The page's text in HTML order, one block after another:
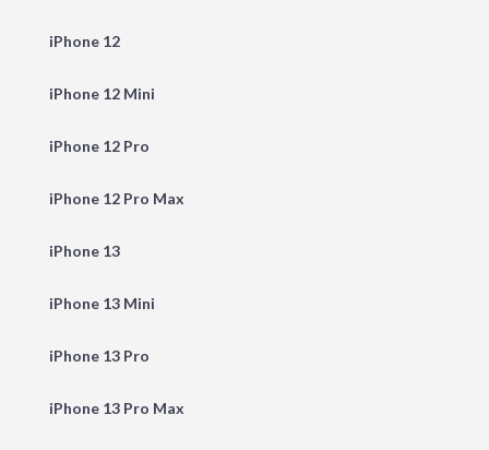
iPhone 12
iPhone 12 Mini
iPhone 12 Pro
iPhone 12 Pro Max
iPhone 13
iPhone 13 Mini
iPhone 13 Pro
iPhone 13 Pro Max